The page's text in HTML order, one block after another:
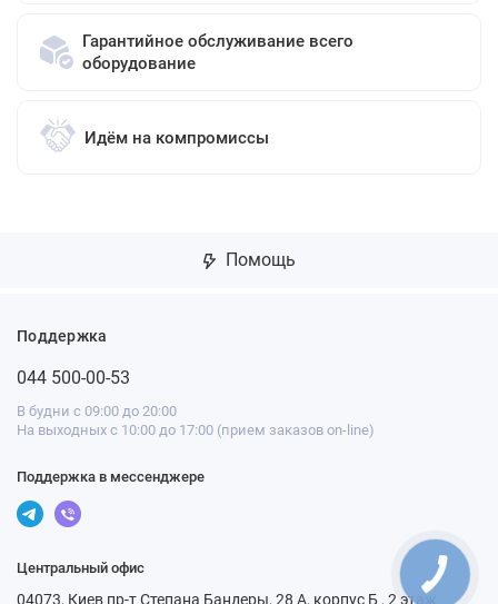
Гарантийное обслуживание всего
оборудование
Идём на компромиссы
Помощь
Поддержка
044 500-00-53
В будни с 09:00 до 20:00
На выходных с 10:00 до 17:00 (прием заказов on-line)
Поддержка в мессенджере
Центральный офис
04073, Киев пр-т Степана Бандеры, 28 А, корпус Б , 2 этаж